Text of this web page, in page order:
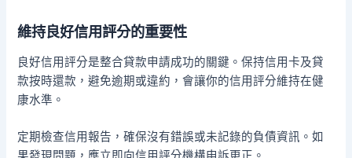
維持良好信用評分的重要性
良好信用評分是整合貸款申請成功的關鍵。保持信用卡及貸
款按時還款，避免逾期或違約，會讓你的信用評分維持在健
康水準。
定期檢查信用報告，確保沒有錯誤或未記錄的負債資訊。如